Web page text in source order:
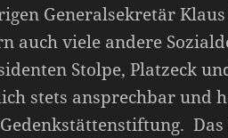
Generalsekretär
auch viele andere
Stolpe, Platzeck
stets ansprechbar und